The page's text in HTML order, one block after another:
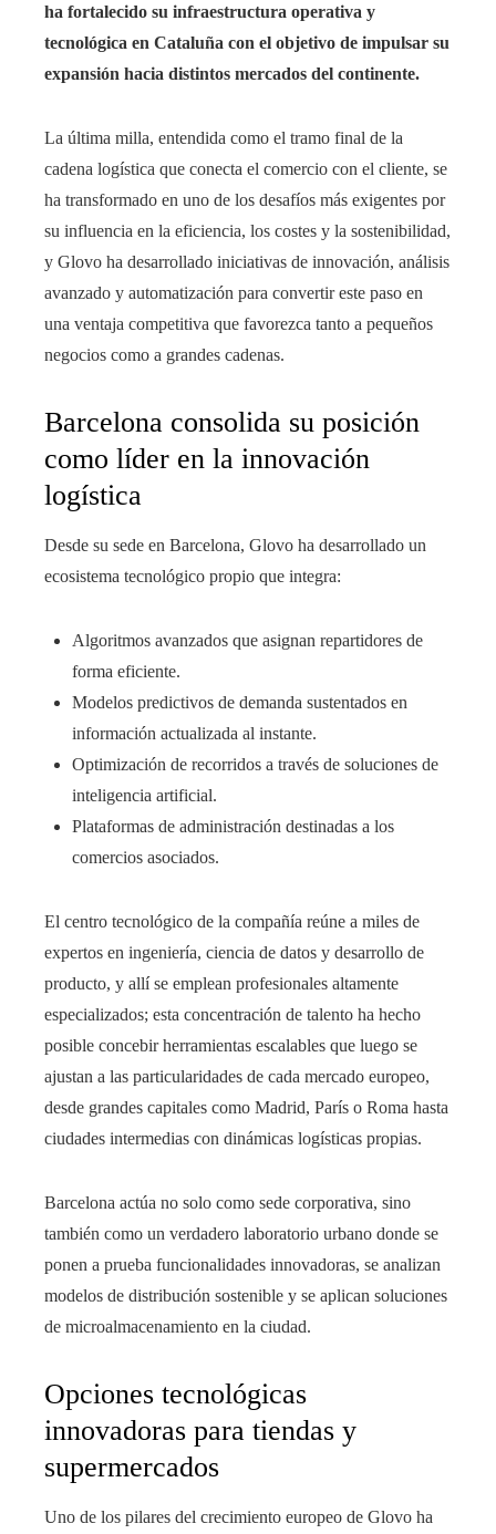
ha fortalecido su infraestructura operativa y
tecnológica en Cataluña con el objetivo de impulsar su
expansión hacia distintos mercados del continente.
La última milla, entendida como el tramo final de la
cadena logística que conecta el comercio con el cliente, se
ha transformado en uno de los desafíos más exigentes por
su influencia en la eficiencia, los costes y la sostenibilidad,
y Glovo ha desarrollado iniciativas de innovación, análisis
avanzado y automatización para convertir este paso en
una ventaja competitiva que favorezca tanto a pequeños
negocios como a grandes cadenas.
Barcelona consolida su posición
como líder en la innovación
logística
Desde su sede en Barcelona, Glovo ha desarrollado un
ecosistema tecnológico propio que integra:
Algoritmos avanzados que asignan repartidores de
forma eficiente.
Modelos predictivos de demanda sustentados en
información actualizada al instante.
Optimización de recorridos a través de soluciones de
inteligencia artificial.
Plataformas de administración destinadas a los
comercios asociados.
El centro tecnológico de la compañía reúne a miles de
expertos en ingeniería, ciencia de datos y desarrollo de
producto, y allí se emplean profesionales altamente
especializados; esta concentración de talento ha hecho
posible concebir herramientas escalables que luego se
ajustan a las particularidades de cada mercado europeo,
desde grandes capitales como Madrid, París o Roma hasta
ciudades intermedias con dinámicas logísticas propias.
Barcelona actúa no solo como sede corporativa, sino
también como un verdadero laboratorio urbano donde se
ponen a prueba funcionalidades innovadoras, se analizan
modelos de distribución sostenible y se aplican soluciones
de microalmacenamiento en la ciudad.
Opciones tecnológicas
innovadoras para tiendas y
supermercados
Uno de los pilares del crecimiento europeo de Glovo ha